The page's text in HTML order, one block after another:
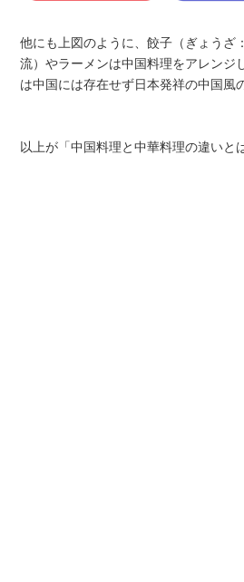
他にも上図のように、餃子（ぎょうざ
流）やラーメンは中国料理をアレンジ
は中国には存在せず日本発祥の中国風
以上が「中国料理と中華料理の違いと